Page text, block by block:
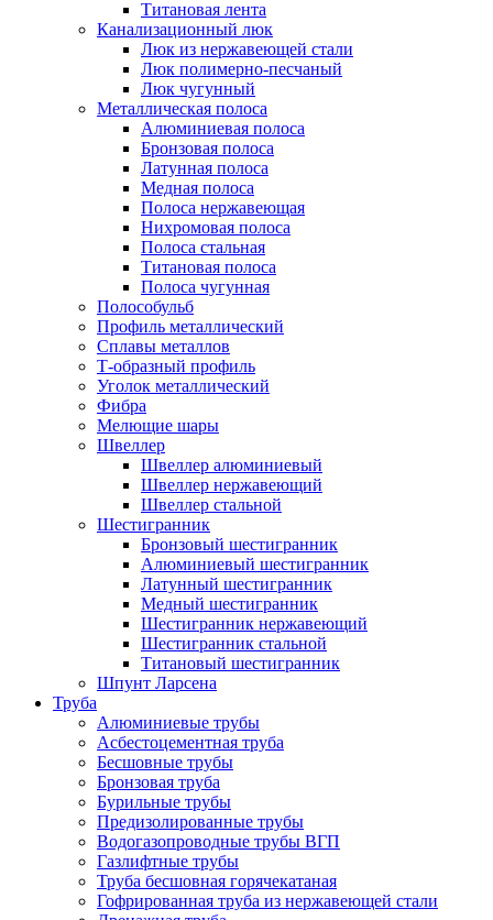
Титановая лента
Канализационный люк
Люк из нержавеющей стали
Люк полимерно-песчаный
Люк чугунный
Металлическая полоса
Алюминиевая полоса
Бронзовая полоса
Латунная полоса
Медная полоса
Полоса нержавеющая
Нихромовая полоса
Полоса стальная
Титановая полоса
Полоса чугунная
Полособульб
Профиль металлический
Сплавы металлов
Т-образный профиль
Уголок металлический
Фибра
Мелющие шары
Швеллер
Швеллер алюминиевый
Швеллер нержавеющий
Швеллер стальной
Шестигранник
Бронзовый шестигранник
Алюминиевый шестигранник
Латунный шестигранник
Медный шестигранник
Шестигранник нержавеющий
Шестигранник стальной
Титановый шестигранник
Шпунт Ларсена
Труба
Алюминиевые трубы
Асбестоцементная труба
Бесшовные трубы
Бронзовая труба
Бурильные трубы
Предизолированные трубы
Водогазопроводные трубы ВГП
Газлифтные трубы
Труба бесшовная горячекатаная
Гофрированная труба из нержавеющей стали